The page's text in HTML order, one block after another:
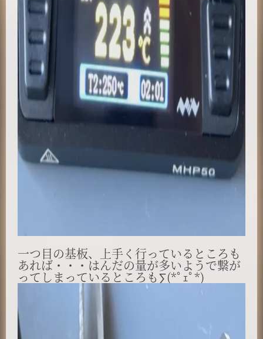
一つ目の基板、上手く行っているところも
あれば・・・はんだの量が多いようで繋が
ってしまっているところも∑(*ﾟｪﾟ*)